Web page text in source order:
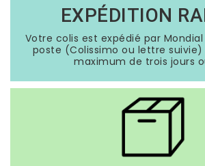
EXPÉDITION
Votre colis est expédié par
poste (Colissimo ou lettre suivie)
maximum de trois jours